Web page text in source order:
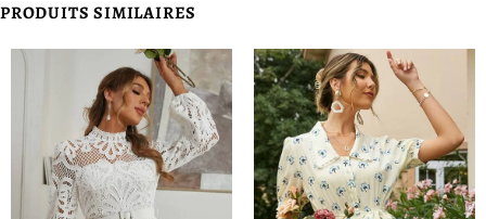
PRODUITS SIMILAIRES